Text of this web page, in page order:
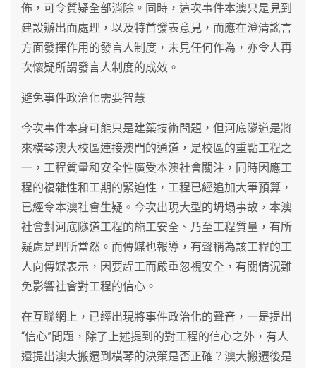
佈，可令質疑全部消除。同時，這次事件本澳只是見到
建設辦出面處理，以及特首發表意見，而應在澄清謠言
方面發揮作用的發言人制度，未見任何作為，亦令人再
次懷疑所謂發言人制度的成效。
避免事件政治化需要智慧
今次事件本身可能只是建築技術問題，但河底隧道是將
來橫琴澳大校區連接澳門的通道，是校區的重點工程之
一，工程質量和安全性廣受本澳社會關注，同時因應工
程的複雜性和工期的緊迫性，工程已經追加大筆預算，
已經令本澳社會生疑。今次出現大型的坍塌事故，本澳
社會對河底隧道工程的施工安全、乃至工程質量，有所
疑慮是理所當然。而傳媒也報導，有聲稱為該工程的工
人向傳媒表示，因要趕工而嚴重忽視安全，有關情況難
免影響社會對工程的信心。
在互聯網上，已經出現將事件政治化的聲音，一是提出
“信心”問題，除了上述提到的對工程的信心之外，有人
還提出澳大搬遷到橫琴的決策是否正確？澳大搬遷後是